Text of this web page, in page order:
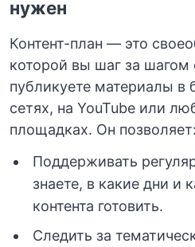
нужен
Контент-план — это
которой вы шаг за шагом
публикуете материалы в
сетях, на YouTube или
площадках. Он позволяет:
Поддерживать
знаете, в какие дни и
контента готовить.
Следить за